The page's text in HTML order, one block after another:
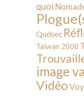
quoi
Québec
Taïwan 2008
image
Vidéo